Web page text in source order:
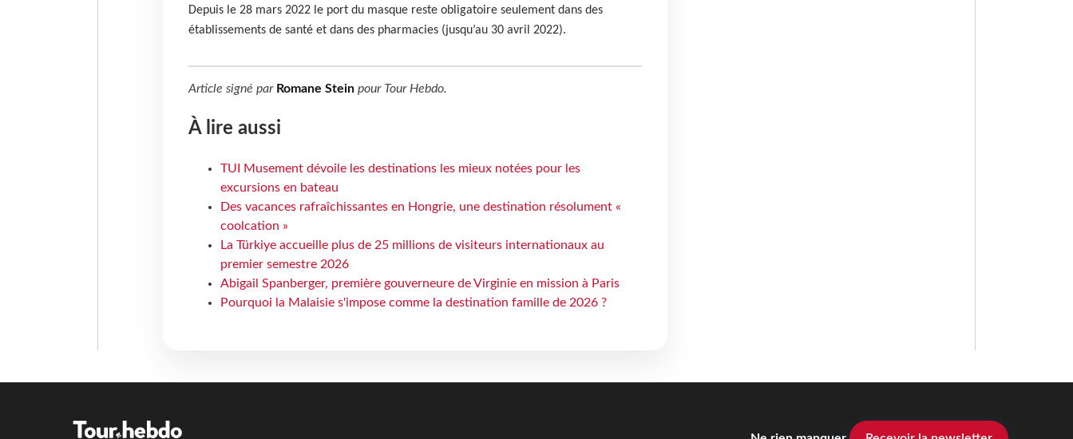
Depuis le 28 mars 2022 le port du masque reste obligatoire seulement dans des
établissements de santé et dans des pharmacies (jusqu’au 30 avril 2022).
Article signé par Romane Steinpour Tour Hebdo.
À lire aussi
TUI Musement dévoile les destinations les mieux notées pour les
excursions en bateau
Des vacances rafraîchissantes en Hongrie, une destination résolument «
coolcation »
La Türkiye accueille plus de 25 millions de visiteurs internationaux au
premier semestre 2026
Abigail Spanberger, première gouverneure de Virginie en mission à Paris
Pourquoi la Malaisie s'impose comme la destination famille de 2026 ?